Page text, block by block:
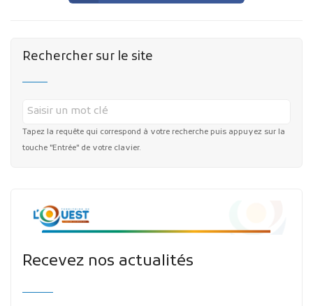
Rechercher sur le site
Tapez la requête qui correspond à votre recherche puis appuyez sur la
touche "Entrée" de votre clavier.
Recevez nos actualités